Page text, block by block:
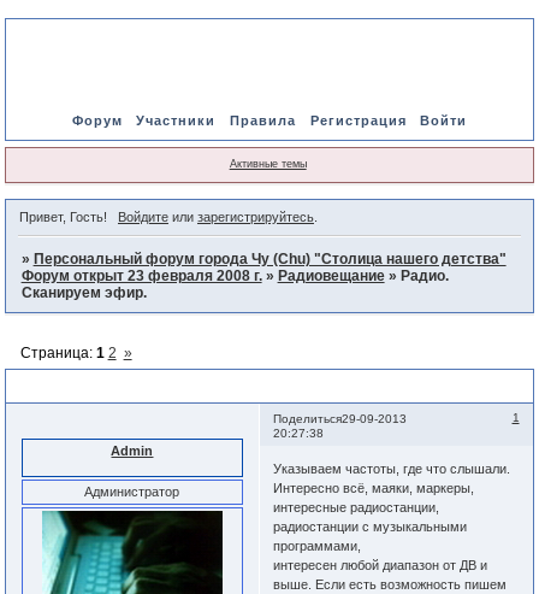
Форум Участники Правила Регистрация Войти
Активные темы
Привет, Гость! Войдитеили зарегистрируйтесь.
» Персональный форум города Чу (Chu) "Столица нашего детства"
Форум открыт 23 февраля 2008 г. » Радиовещание » Радио.
Сканируем эфир.
Страница: 1 2 »
Поделиться 1
29-09-2013
20:27:38
Admin
Администратор
Указываем частоты, где что слышали.
Интересно всё, маяки, маркеры,
интересные радиостанции,
радиостанции с музыкальными
программами,
интересен любой диапазон от ДВ и
выше. Если есть возможность пишем